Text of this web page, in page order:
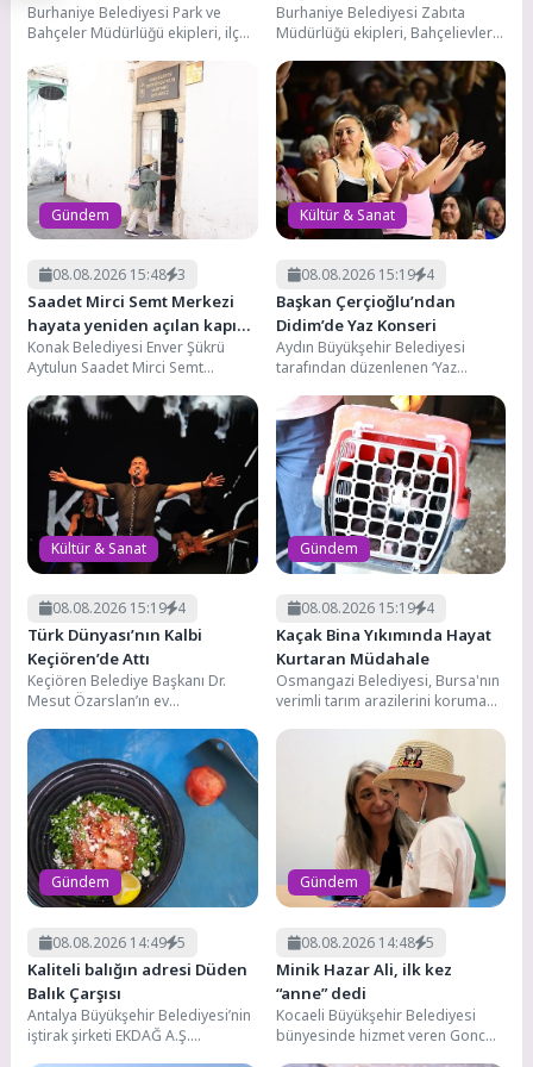
Çalışmaları Sürüyor
Burhaniye Belediyesi Park ve
Bahçeler Müdürlüğü ekipleri, ilçe
bakım ve...
Denetim
Burhaniye Belediyesi Zabıta
Müdürlüğü ekipleri, Bahçelievler
yerinde kurulan Cuma Pazarında
rutin denetimlerini...
Gündem
08.08.2026 15:48 3
Saadet Mirci Semt Merkezi
hayata yeniden açılan kapısı
oldu
Konak Belediyesi Enver Şükrü
Aytulun Saadet Mirci Semt
yaşama sevincini yeniden
kazanan...
Kültür & Sanat
08.08.2026 15:19 4
Başkan Çerçioğlu’ndan
Didim’de Yaz Konseri
Aydın Büyükşehir Belediyesi
tarafından düzenlenen ‘Yaz
bir yanında düzenlenen
etkinliklerin şimdiki...
Kültür & Sanat
08.08.2026 15:19 4
Türk Dünyası’nın Kalbi
Keçiören’de Attı
Keçiören Belediye Başkanı Dr.
Mesut Özarslan’ın ev
birliğiyle düzenlenen 3.
Uluslararası Keçiören...
Gündem
08.08.2026 15:19 4
Kaçak Bina Yıkımında Hayat
Kurtaran Müdahale
Osmangazi Belediyesi, Bursa'nın
verimli tarım arazilerini korumak
mücadelesini sürdürüyor. Bu
kapsamda Bursa...
Gündem
08.08.2026 14:49 5
Kaliteli balığın adresi Düden
Balık Çarşısı
Antalya Büyükşehir Belediyesi’nin
iştirak şirketi EKDAĞ A.Ş.
Gündem
08.08.2026 14:48 5
Minik Hazar Ali, ilk kez
“anne” dedi
Kocaeli Büyükşehir Belediyesi
bünyesinde hizmet veren Gonca